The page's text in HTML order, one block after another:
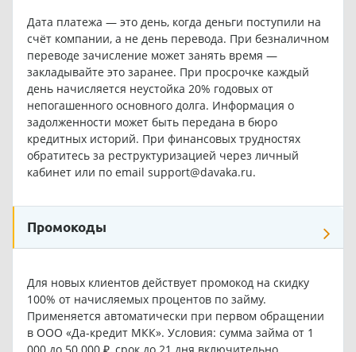
Дата платежа — это день, когда деньги поступили на
счёт компании, а не день перевода. При безналичном
переводе зачисление может занять время —
закладывайте это заранее. При просрочке каждый
день начисляется неустойка 20% годовых от
непогашенного основного долга. Информация о
задолженности может быть передана в бюро
кредитных историй. При финансовых трудностях
обратитесь за реструктуризацией через личный
кабинет или по email support@davaka.ru.
Промокоды
Для новых клиентов действует промокод на скидку
100% от начисляемых процентов по займу.
Применяется автоматически при первом обращении
в ООО «Да-кредит МКК». Условия: сумма займа от 1
000 до 50 000 ₽, срок до 21 дня включительно.